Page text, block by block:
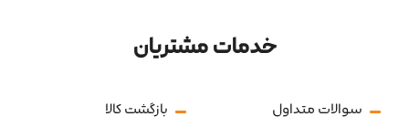
خدمات مشتریان
سوالات متداول بازگشت کالا